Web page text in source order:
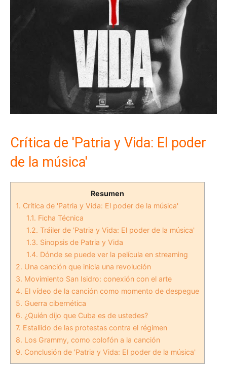
Crítica de 'Patria y Vida: El poder
de la música'
Resumen
1. Crítica de 'Patria y Vida: El poder de la música'
1.1. Ficha Técnica
1.2. Tráiler de 'Patria y Vida: El poder de la música'
1.3. Sinopsis de Patria y Vida
1.4. Dónde se puede ver la película en streaming
2. Una canción que inicia una revolución
3. Movimiento San Isidro: conexión con el arte
4. El vídeo de la canción como momento de despegue
5. Guerra cibernética
6. ¿Quién dijo que Cuba es de ustedes?
7. Estallido de las protestas contra el régimen
8. Los Grammy, como colofón a la canción
9. Conclusión de 'Patria y Vida: El poder de la música'